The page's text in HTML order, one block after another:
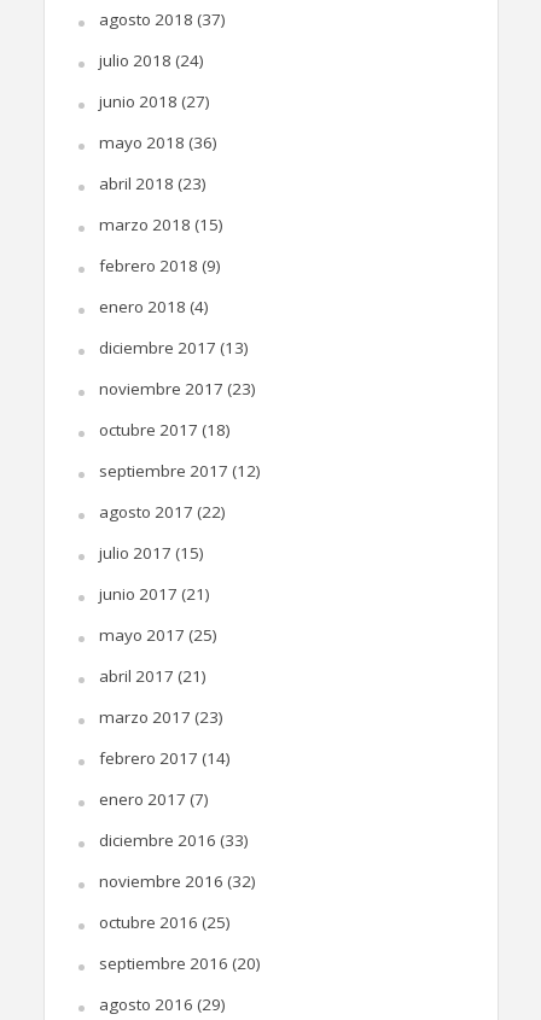
agosto 2018 (37)
julio 2018 (24)
junio 2018 (27)
mayo 2018 (36)
abril 2018 (23)
marzo 2018 (15)
febrero 2018 (9)
enero 2018 (4)
diciembre 2017 (13)
noviembre 2017 (23)
octubre 2017 (18)
septiembre 2017 (12)
agosto 2017 (22)
julio 2017 (15)
junio 2017 (21)
mayo 2017 (25)
abril 2017 (21)
marzo 2017 (23)
febrero 2017 (14)
enero 2017 (7)
diciembre 2016 (33)
noviembre 2016 (32)
octubre 2016 (25)
septiembre 2016 (20)
agosto 2016 (29)